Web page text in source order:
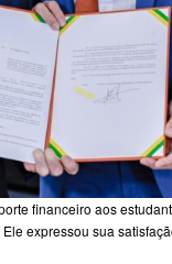
financeiro aos
expressou sua